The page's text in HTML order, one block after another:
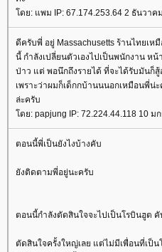
โดย: แพม IP: 67.174.253.64 2 ธันวาค
ดีครับพี่ อยู่ Massachusetts ร้านไทยเ
นี้ กำลังเปลี่ยนตัวเองไปเป็นพนักงาน ห
ป่าว แต่ พอนึกถึงรายได้ ที่จะได้รับมันก็
เพราะว่าผมก็เด็กกบ้านนนอกเหมือนพี่น่
ล่ะครับ
โดย: papjung IP: 72.224.44.118 10 ม
ตอนนี้พี่เป็นยังไงบ้างคับ
ยังติดตามพี่อยู่นะครับ
ตอนนี้กำลังตัดสินใจจะไปเป็นโรบินฮูต คั
ตัดสินใจครั้งใหญ่เลย แต่ไม่มีเพื่อนที่เป็